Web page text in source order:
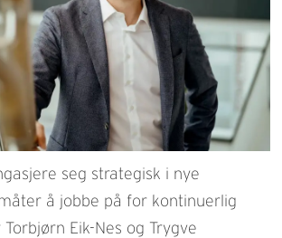
seg strategisk i nye
å jobbe på for kontinuerlig
Eik-Nes og Trygve